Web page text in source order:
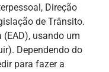
Direção
de Trânsito.
usando um
Dependendo do
para fazer a